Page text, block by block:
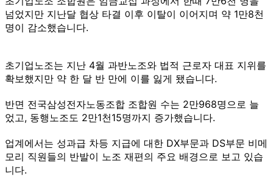
넘었지만 지난달 협상 타결 이후 이탈이 이어지며 약 1만8천
명이 감소했습니다.
초기업노조는 지난 4월 과반노조와 법적 근로자 대표 지위를
확보했지만 약 한 달 반 만에 이를 잃게 됐습니다.
반면 전국삼성전자노동조합 조합원 수는 2만968명으로 늘
었고, 동행노조도 2만1천15명까지 증가했습니다.
업계에서는 성과급 차등 지급에 대한 DX부문과 DS부문 비메
모리 직원들의 반발이 노조 재편의 주요 배경으로 보고 있습
니다.